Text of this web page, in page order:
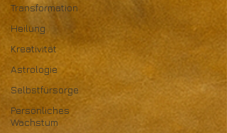
Transformation
Heilung
Kreativität
Astrologie
Selbstfürsorge
Persönliches
Wachstum